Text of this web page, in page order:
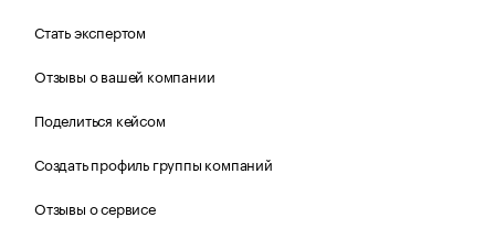
Стать экспертом
Отзывы о вашей компании
Поделиться кейсом
Создать профиль группы компаний
Отзывы о сервисе